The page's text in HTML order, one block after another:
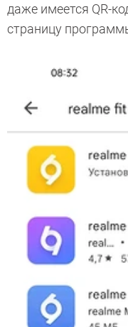
даже имеется QR-
страницу